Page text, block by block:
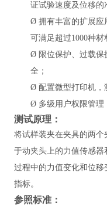
证试验速度及位移的
Ø 拥有丰富的扩展应
可满足超过1000种材
Ø 限位保护、过载
全；
Ø 配置微型打印机，
Ø 多级用户权限管理
测试原理：
将试样装夹在夹具的两
于动夹头上的力值传感
过程中的力值变化和位
指标。
参照标准：